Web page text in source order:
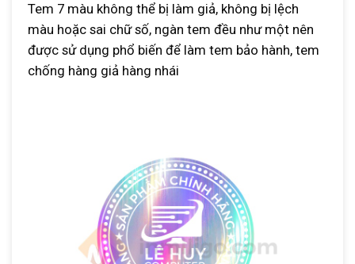
Tem 7 màu không thể bị làm giả, không bị lệch
màu hoặc sai chữ số, ngàn tem đều như một nên
được sử dụng phổ biến để làm tem bảo hành, tem
chống hàng giả hàng nhái